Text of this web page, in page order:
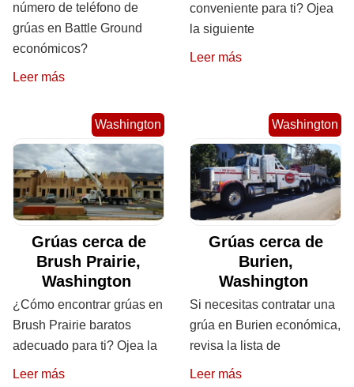
número de teléfono de
grúas en Battle Ground
económicos?
Leer más
conveniente para ti? Ojea
la siguiente
Leer más
Washington
Grúas cerca de
Brush Prairie,
Washington
¿Cómo encontrar grúas en
Brush Prairie baratos
adecuado para ti? Ojea la
Leer más
Washington
Grúas cerca de
Burien,
Washington
Si necesitas contratar una
grúa en Burien económica,
revisa la lista de
Leer más